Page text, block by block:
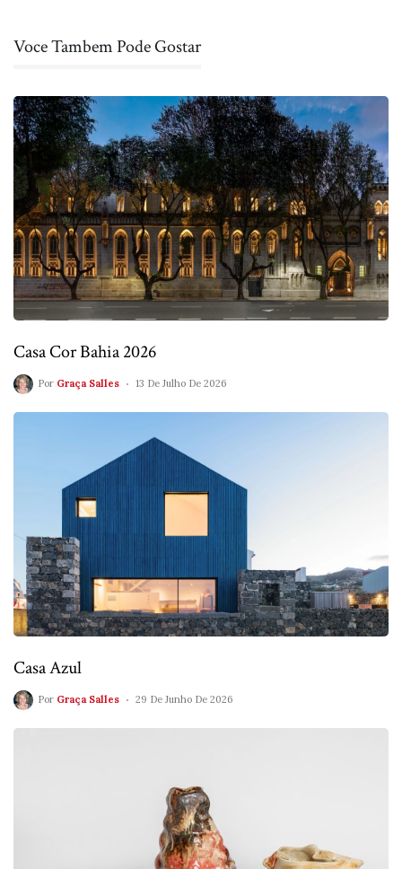
Voce Tambem Pode Gostar
Casa Cor Bahia 2026
Por Graça Salles 13 De Julho De 2026
Casa Azul
Por Graça Salles 29 De Junho De 2026